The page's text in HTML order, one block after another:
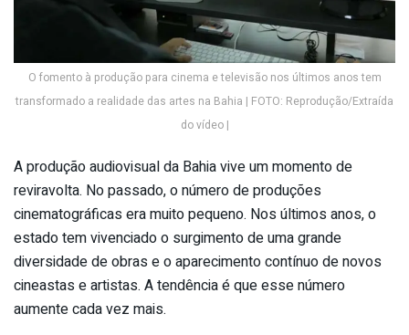
O fomento à produção para cinema e televisão nos últimos anos tem
transformado a realidade das artes na Bahia | FOTO: Reprodução/Extraída
do vídeo |
A produção audiovisual da Bahia vive um momento de
reviravolta. No passado, o número de produções
cinematográficas era muito pequeno. Nos últimos anos, o
estado tem vivenciado o surgimento de uma grande
diversidade de obras e o aparecimento contínuo de novos
cineastas e artistas. A tendência é que esse número
aumente cada vez mais.